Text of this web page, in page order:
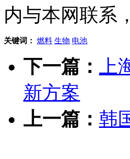
内与本网联系
关键词： 燃料 生物 电池
下一篇：
新方案
上一篇： 韩